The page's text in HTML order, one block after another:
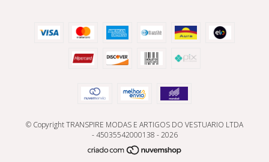
© Copyright TRANSPIRE MODAS E ARTIGOS DO VESTUARIO LTDA
- 45035542000138 - 2026